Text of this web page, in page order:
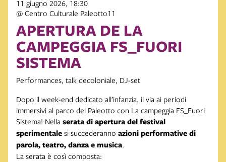
11 giugno 2026, 18:30
@ Centro Culturale Paleotto11
APERTURA DE LA
CAMPEGGIA FS_FUORI
SISTEMA
Performances, talk decoloniale, DJ-set
Dopo il week-end dedicato all’infanzia, il via ai periodi
immersivi al parco del Paleotto con La campeggia FS_Fuori
Sistema! Nella serata di apertura del festival
sperimentale si succederanno azioni performative di
parola, teatro, danza e musica.
La serata è così composta: